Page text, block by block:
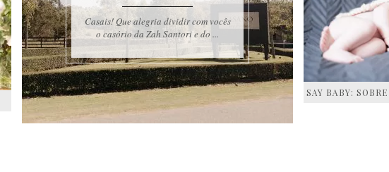
Casais! Que alegria dividir com vocês
o casório da Zah Santori e do ...
SAY BABY: